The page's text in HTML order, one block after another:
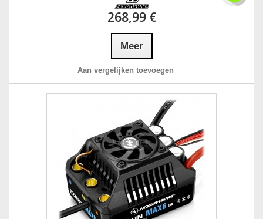
268,99 €
Meer
Aan vergelijken toevoegen